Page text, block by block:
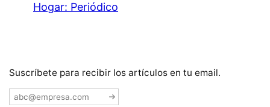
Hogar: Periódico
Suscríbete para recibir los artículos en tu email.